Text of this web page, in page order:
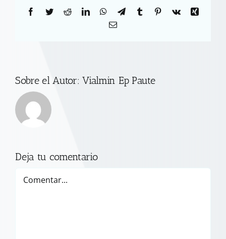
Facebook
TwitterRedditLinkedInWhatsApp
TelegramTumblr Pinterest
Vk
Xing
Correo
Sobre el Autor:Vialmin Ep Paute
Deja tu comentario